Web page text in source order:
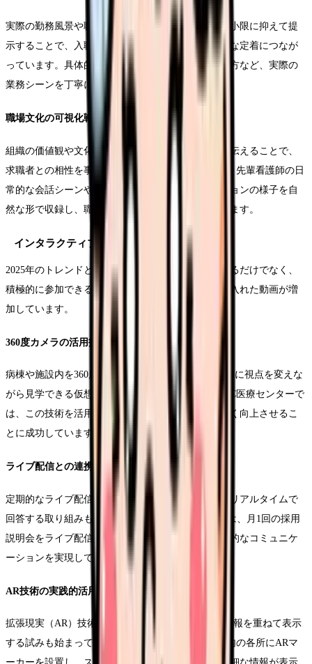
実際の勤務風景や職場の雰囲気を、加工や演出を最小限に抑えて提
示することで、入職後のギャップを軽減し、長期的な定着につなが
っています。具体的には、夜勤や休憩時間の過ごし方など、実際の
業務シーンを丁寧に紹介することが効果的です。
職場文化の可視化戦略
組織の価値観や文化を具体的なエピソードを通じて伝えることで、
求職者との相性を事前に確認できます。B病院では、先輩看護師の日
常的な会話シーンや、チーム内でのコミュニケーションの様子を自
然な形で収録し、職場の雰囲気を効果的に伝えています。
インタラクティブ要素の導入
2025年のトレンドとして、視聴者が受動的に視聴するだけでなく、
積極的に参加できるインタラクティブな要素を取り入れた動画が増
加しています。
360度カメラの活用技術
病棟や施設内を360度カメラで撮影し、視聴者が自由に視点を変えな
がら見学できる仮想ツアーが注目を集めています。C医療センターで
は、この技術を活用して応募前の職場理解度を大きく向上させるこ
とに成功しています。
ライブ配信との連携手法
定期的なライブ配信を通じて、視聴者からの質問にリアルタイムで
回答する取り組みも効果を上げています。D病院では、月1回の採用
説明会をライブ配信形式で実施し、応募者との直接的なコミュニケ
ーションを実現しています。
AR技術の実践的活用
拡張現実（AR）技術を活用し、実際の職場環境に情報を重ねて表示
する試みも始まっています。E総合病院では、施設内の各所にARマ